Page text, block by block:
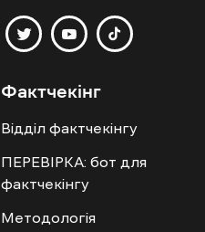
Фактчекінг
Відділ фактчекінгу
ПЕРЕВІРКА: бот для
фактчекінгу
Методологія